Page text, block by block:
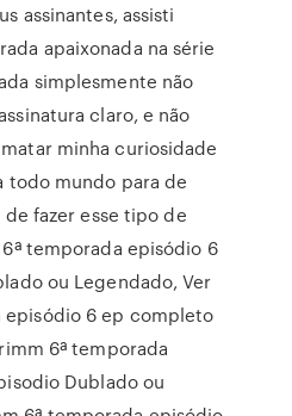
assinantes, assisti
apaixonada na série
simplesmente não
claro, e não
minha curiosidade
todo mundo para de
fazer esse tipo de
temporada episódio 6
ou Legendado, Ver
episódio 6 ep completo
6ª temporada
Dublado ou